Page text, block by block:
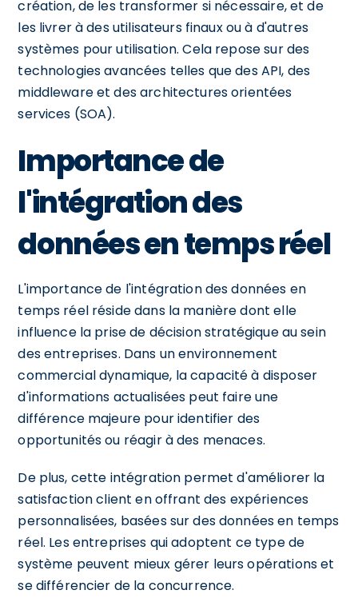
création, de les transformer si nécessaire, et de
les livrer à des utilisateurs finaux ou à d'autres
systèmes pour utilisation. Cela repose sur des
technologies avancées telles que des API, des
middleware et des architectures orientées
services (SOA).
Importance de
l'intégration des
données en temps réel
L'importance de l'intégration des données en
temps réel réside dans la manière dont elle
influence la prise de décision stratégique au sein
des entreprises. Dans un environnement
commercial dynamique, la capacité à disposer
d'informations actualisées peut faire une
différence majeure pour identifier des
opportunités ou réagir à des menaces.
De plus, cette intégration permet d'améliorer la
satisfaction client en offrant des expériences
personnalisées, basées sur des données en temps
réel. Les entreprises qui adoptent ce type de
système peuvent mieux gérer leurs opérations et
se différencier de la concurrence.